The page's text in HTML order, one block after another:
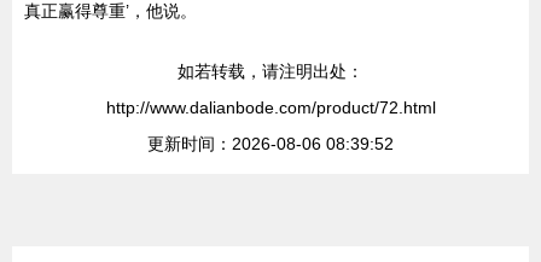
真正赢得尊重’，他说。
如若转载，请注明出处：
http://www.dalianbode.com/product/72.html
更新时间：2026-08-06 08:39:52